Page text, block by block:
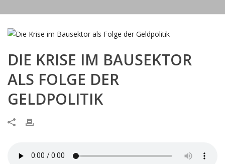
DIE KRISE IM BAUSEKTOR
ALS FOLGE DER
GELDPOLITIK